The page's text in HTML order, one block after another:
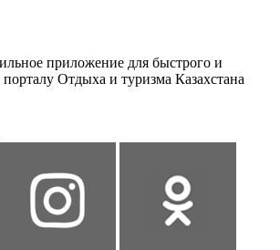
приложение для быстрого и
Отдыха и туризма Казахстана